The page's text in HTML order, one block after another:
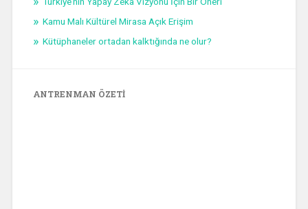
Kamu Malı Kültürel Mirasa Açık Erişim
Kütüphaneler ortadan kalktığında ne olur?
ANTRENMAN ÖZETI